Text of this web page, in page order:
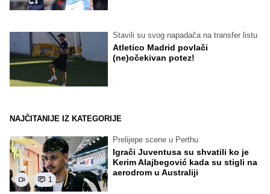
Stavili su svog napadača na transfer listu
Atletico Madrid povlači
(ne)očekivan potez!
NAJČITANIJE IZ KATEGORIJE
1
Prelijepe scene u Perthu
Igrači Juventusa su shvatili ko je
Kerim Alajbegović kada su stigli na
aerodrom u Australiji